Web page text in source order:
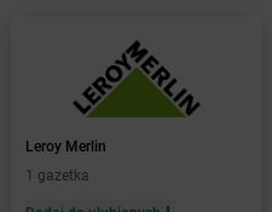
Leroy Merlin
1 gazetka